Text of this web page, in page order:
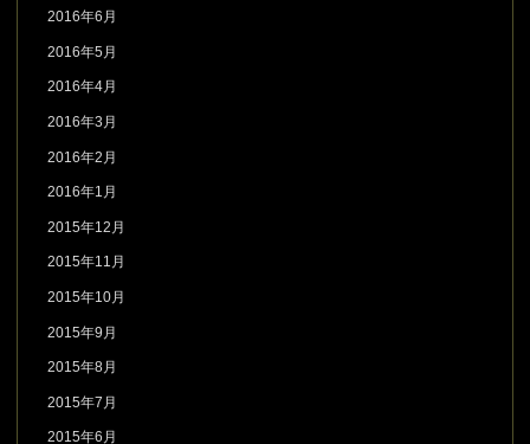
2016年6月
2016年5月
2016年4月
2016年3月
2016年2月
2016年1月
2015年12月
2015年11月
2015年10月
2015年9月
2015年8月
2015年7月
2015年6月